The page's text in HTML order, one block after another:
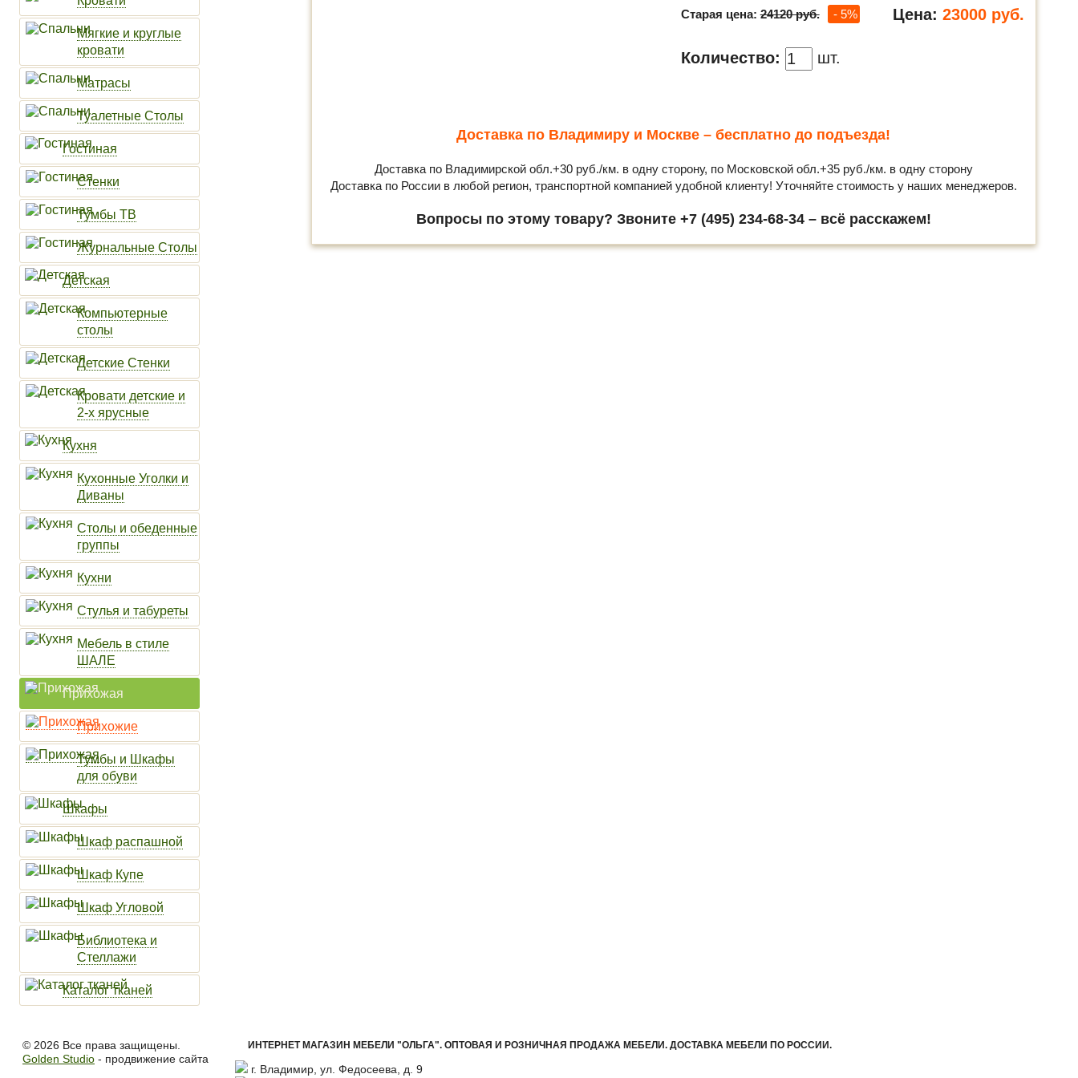
Мягкие и круглые
кровати
Матрасы
Туалетные Столы
Гостиная
Стенки
Тумбы ТВ
Журнальные Столы
Детская
Компьютерные
столы
Детские Стенки
Кровати детские и
2-х ярусные
Кухня
Кухонные Уголки и
Диваны
Столы и обеденные
группы
Кухни
Стулья и табуреты
Мебель в стиле
ШАЛЕ
Прихожая
Прихожие
Тумбы и Шкафы
для обуви
Шкафы
Шкаф распашной
Шкаф Купе
Шкаф Угловой
Библиотека и
Стеллажи
Каталог тканей
Старая цена:24120 руб. - 5% Цена: 23000 руб.
Количество: шт.
Доставка по Владимиру и Москве – бесплатно до подъезда!
Доставка по Владимирской обл.+30 руб./км. в одну сторону, по Московской обл.+35 руб./км. в одну сторону
Доставка по России в любой регион, транспортной компанией удобной клиенту! Уточняйте стоимость у наших менеджеров.
Вопросы по этому товару? Звоните +7 (495) 234-68-34 – всё расскажем!
© 2026 Все права защищены.
Golden Studio - продвижение сайта
ИНТЕРНЕТ МАГАЗИН МЕБЕЛИ "ОЛЬГА". ОПТОВАЯ И РОЗНИЧНАЯ ПРОДАЖА МЕБЕЛИ. ДОСТАВКА МЕБЕЛИ ПО РОССИИ.
г. Владимир, ул. Федосеева, д. 9